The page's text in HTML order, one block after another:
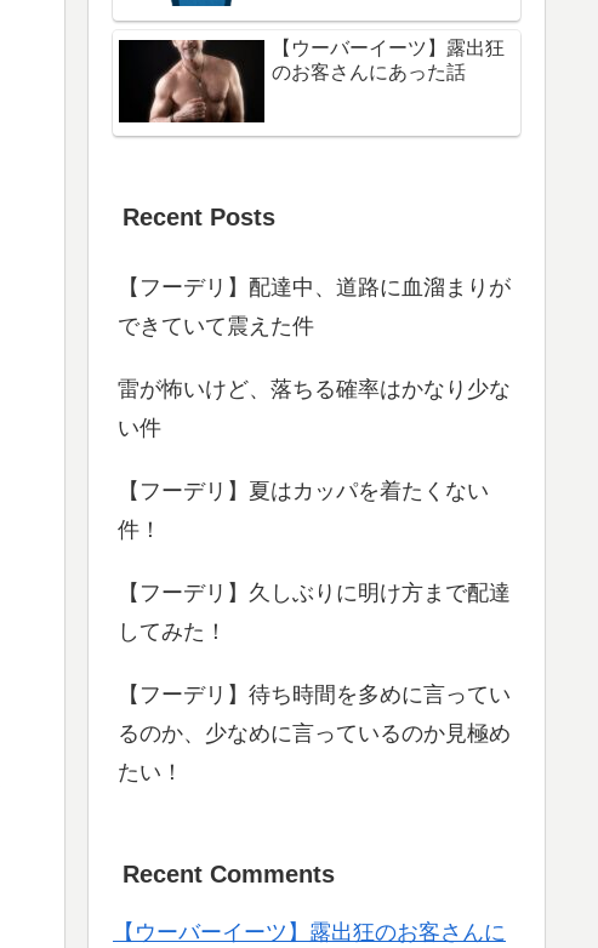
【ウーバーイーツ】露出狂
のお客さんにあった話
Recent Posts
【フーデリ】配達中、道路に血溜まりが
できていて震えた件
雷が怖いけど、落ちる確率はかなり少な
い件
【フーデリ】夏はカッパを着たくない
件！
【フーデリ】久しぶりに明け方まで配達
してみた！
【フーデリ】待ち時間を多めに言ってい
るのか、少なめに言っているのか見極め
たい！
Recent Comments
【ウーバーイーツ】露出狂のお客さんに